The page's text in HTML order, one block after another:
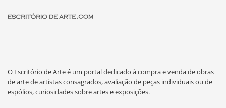
O Escritório de Arte é um portal dedicado à compra e venda de obras
de arte de artistas consagrados, avaliação de peças individuais ou de
espólios, curiosidades sobre artes e exposições.